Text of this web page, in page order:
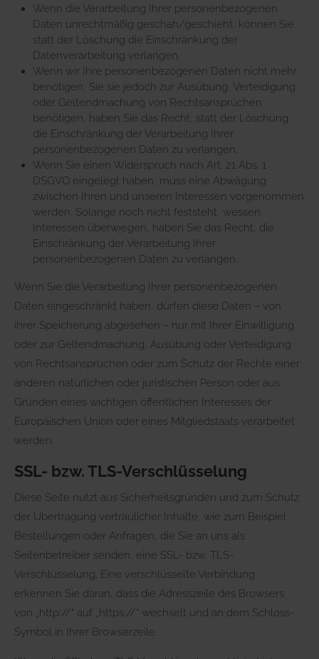
Wenn die Verarbeitung Ihrer personenbezogenen
Daten unrechtmäßig geschah/geschieht, können Sie
statt der Löschung die Einschränkung der
Datenverarbeitung verlangen.
Wenn wir Ihre personenbezogenen Daten nicht mehr
benötigen, Sie sie jedoch zur Ausübung, Verteidigung
oder Geltendmachung von Rechtsansprüchen
benötigen, haben Sie das Recht, statt der Löschung
die Einschränkung der Verarbeitung Ihrer
personenbezogenen Daten zu verlangen.
Wenn Sie einen Widerspruch nach Art. 21 Abs. 1
DSGVO eingelegt haben, muss eine Abwägung
zwischen Ihren und unseren Interessen vorgenommen
werden. Solange noch nicht feststeht, wessen
Interessen überwiegen, haben Sie das Recht, die
Einschränkung der Verarbeitung Ihrer
personenbezogenen Daten zu verlangen.
Wenn Sie die Verarbeitung Ihrer personenbezogenen
Daten eingeschränkt haben, dürfen diese Daten – von
ihrer Speicherung abgesehen – nur mit Ihrer Einwilligung
oder zur Geltendmachung, Ausübung oder Verteidigung
von Rechtsansprüchen oder zum Schutz der Rechte einer
anderen natürlichen oder juristischen Person oder aus
Gründen eines wichtigen öffentlichen Interesses der
Europäischen Union oder eines Mitgliedstaats verarbeitet
werden.
SSL- bzw. TLS-Verschlüsselung
Diese Seite nutzt aus Sicherheitsgründen und zum Schutz
der Übertragung vertraulicher Inhalte, wie zum Beispiel
Bestellungen oder Anfragen, die Sie an uns als
Seitenbetreiber senden, eine SSL- bzw. TLS-
Verschlüsselung. Eine verschlüsselte Verbindung
erkennen Sie daran, dass die Adresszeile des Browsers
von „http://“ auf „https://“ wechselt und an dem Schloss-
Symbol in Ihrer Browserzeile.